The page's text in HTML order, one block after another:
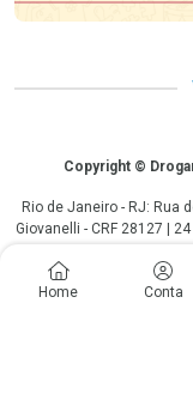
Home Conta
CopyrightCopyright ©
Rio de Janeiro - RJ: Rua
Giovanelli - CRF 28127 |
25351.493074/2012-
contidas neste
medicamentos, não